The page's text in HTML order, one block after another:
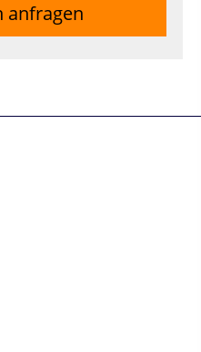
anfragen